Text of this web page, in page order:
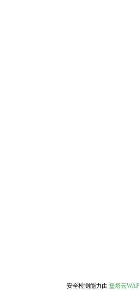
安全检测能力由 堡塔云WAF